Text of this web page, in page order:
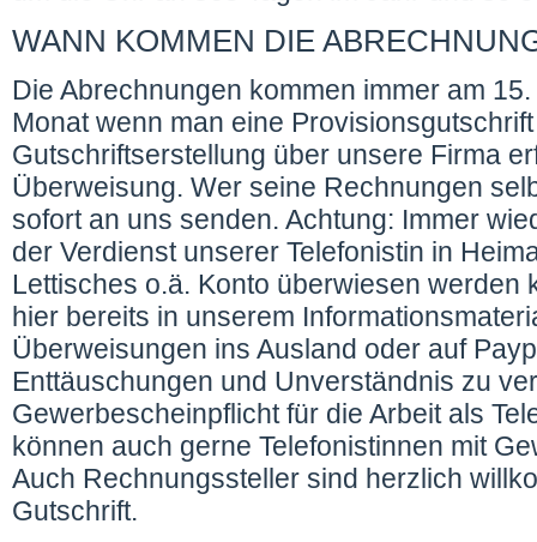
WANN KOMMEN DIE
Die Abrechnungen kommen immer am
Monat wenn man eine
Gutschriftserstellung über unsere Firma
Überweisung. Wer seine Rechnungen
sofort an uns senden. Achtung: Immer
der Verdienst unserer Telefonistin in
Lettisches o.ä. Konto überwiesen
hier bereits in unserem
Überweisungen ins Ausland oder auf
Enttäuschungen und Unverständnis zu
Gewerbescheinpflicht für die Arbeit als
können auch gerne Telefonistinnen mit
Auch Rechnungssteller sind herzlich
Gutschrift.